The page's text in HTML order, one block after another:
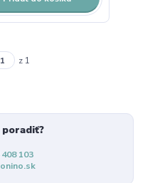
z 1
103